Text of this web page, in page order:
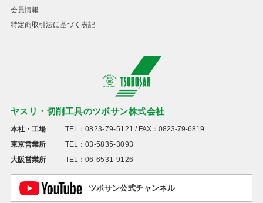
ヤスリ・切削工具のツボサン株式会社
本社・工場 TEL： 0823-79-5121 / FAX：0823-79-6819
東京営業所
TEL： 03-5835-3093
大阪営業所
TEL： 06-6531-9126
ツボサン公式チャンネル
会員情報
特定商取引法に基づく表記